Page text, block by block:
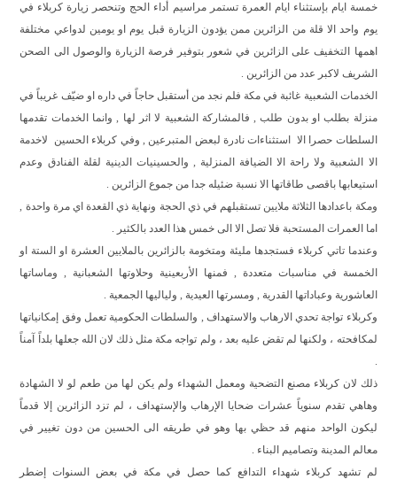
خمسة ايام بإستثناء ايام العمرة تستمر مراسيم أداء الحج وتنحصر زيارة كربلاء في
يوم واحد الا قلة من الزائرين ممن يؤدون الزيارة قبل يوم او يومين لدواعي مختلفة
اهمها التخفيف على الزائرين في شعور بتوفير فرصة الزيارة والوصول الى الصحن
الشريف لاكبر عدد من الزائرين .
الخدمات الشعبية غائبة في مكة فلم نجد من أستقبل حاجاً في داره او ضيّف غريباً في
منزلة بطلب او بدون طلب , فالمشاركة الشعبية لا اثر لها , وانما الخدمات تقدمها
السلطات حصرا الا
استثناءات نادرة لبعض المتبرعين , وفي كربلاء الحسين
لاخدمة
الا الشعبية ولا راحة الا الضيافة المنزلية , والحسينيات الدينية لقلة الفنادق وعدم
استيعابها باقصى طاقاتها الا نسبة ضئيله جدا من جموع الزائرين .
ومكة باعدادها الثلاثة ملايين تستقبلهم في ذي الحجة ونهاية ذي القعدة اي مرة واحدة ,
اما العمرات المستحبة فلا تصل الا الى خمس هذا العدد بالكثير .
وعندما تاتي كربلاء فستجدها مليئة ومتخومة بالزائرين بالملايين العشرة او الستة او
الخمسة في مناسبات متعددة , فمنها الأربعينية وحلاوتها الشعبانية , وماساتها
العاشورية وعباداتها القدرية , ومسرتها العيدية , ولياليها الجمعية .
وكربلاء تواجة تحدي الارهاب والاستهداف , والسلطات الحكومية تعمل وفق إمكانياتها
لمكافحته ، ولكنها لم تقض عليه بعد ، ولم تواجه مكة مثل ذلك لان الله جعلها بلداً آمناً
.
ذلك لان كربلاء مصنع التضحية ومعمل الشهداء ولم يكن لها من طعم لو لا الشهادة
وهاهي تقدم سنوياً عشرات ضحايا الإرهاب والإستهداف ، لم تزد الزائرين إلا قدماً
ليكون الواحد منهم قد حظي بها وهو في طريقه الى الحسين من دون تغيير في
معالم المدينة وتصاميم البناء .
لم تشهد كربلاء شهداء التدافع كما حصل في مكة في بعض السنوات إضطر